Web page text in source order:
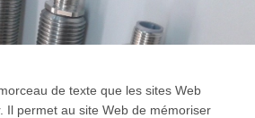
de texte que les sites Web
Il permet au site Web de mémoriser